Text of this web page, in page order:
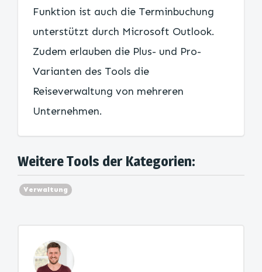
Funktion ist auch die Terminbuchung
unterstützt durch Microsoft Outlook.
Zudem erlauben die Plus- und Pro-
Varianten des Tools die
Reiseverwaltung von mehreren
Unternehmen.
Weitere Tools der Kategorien:
Verwaltung